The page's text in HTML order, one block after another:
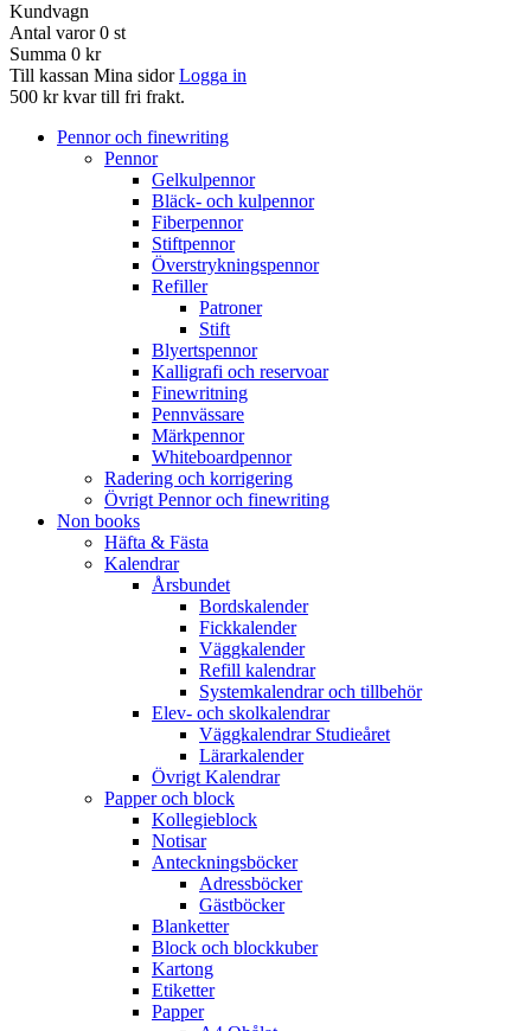
Kundvagn
Antal varor 0 st
Summa 0 kr
Till kassan Mina sidor Logga in
500 kr kvar till fri frakt.
Pennor och finewriting
Pennor
Gelkulpennor
Bläck- och kulpennor
Fiberpennor
Stiftpennor
Överstrykningspennor
Refiller
Patroner
Stift
Blyertspennor
Kalligrafi och reservoar
Finewritning
Pennvässare
Märkpennor
Whiteboardpennor
Radering och korrigering
Övrigt Pennor och finewriting
Non books
Häfta & Fästa
Kalendrar
Årsbundet
Bordskalender
Fickkalender
Väggkalender
Refill kalendrar
Systemkalendrar och tillbehör
Elev- och skolkalendrar
Väggkalendrar Studieåret
Lärarkalender
Övrigt Kalendrar
Papper och block
Kollegieblock
Notisar
Anteckningsböcker
Adressböcker
Gästböcker
Blanketter
Block och blockkuber
Kartong
Etiketter
Papper